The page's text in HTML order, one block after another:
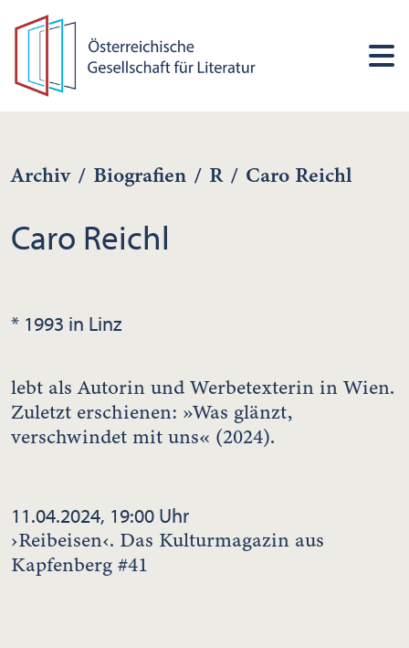
Archiv / Biografien / R / Caro Reichl
Caro Reichl
* 1993 in Linz
lebt als Autorin und Werbetexterin in Wien.
Zuletzt erschienen: »Was glänzt,
verschwindet mit uns« (2024).
11.04.2024, 19:00 Uhr
›Reibeisen‹. Das Kulturmagazin aus
Kapfenberg #41